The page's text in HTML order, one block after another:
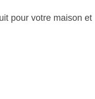
pour votre maison et